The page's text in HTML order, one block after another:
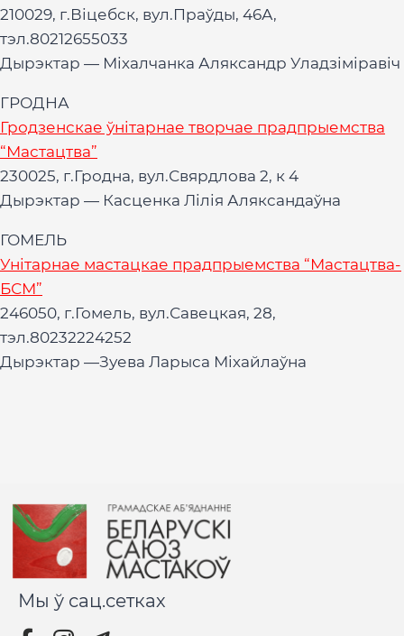
210029, г.Віцебск, вул.Праўды, 46А,
тэл.80212655033
Дырэктар — Міхалчанка Аляксандр Уладзіміравіч
ГРОДНА
Гродзенскае ўнітарнае творчае прадпрыемства
“Мастацтва”
230025, г.Гродна, вул.Свярдлова 2, к 4
Дырэктар — Касценка Лілія Аляксандаўна
ГОМЕЛЬ
Унітарнае мастацкае прадпрыемства “Мастацтва-
БСМ”
246050, г.Гомель, вул.Савецкая, 28,
тэл.80232224252
Дырэктар —Зуева Ларыса Міхайлаўна
Мы ў сац.сетках